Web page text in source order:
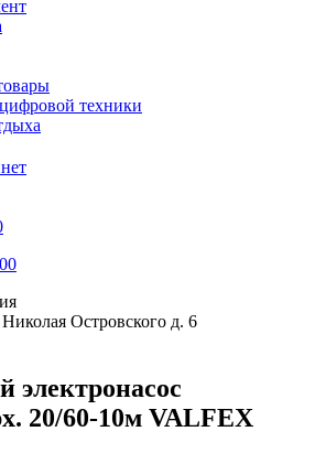
техники
Островского д. 6
электронасос
20/60-10м VALFEX